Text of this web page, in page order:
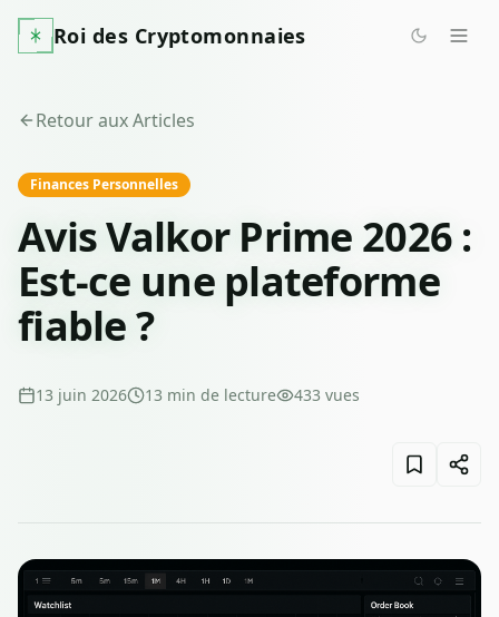
Roi des Cryptomonnaies
Retour aux Articles
Finances Personnelles
Avis Valkor Prime 2026 :
Est-ce une plateforme
fiable ?
13 juin 2026 13 min de lecture 433 vues